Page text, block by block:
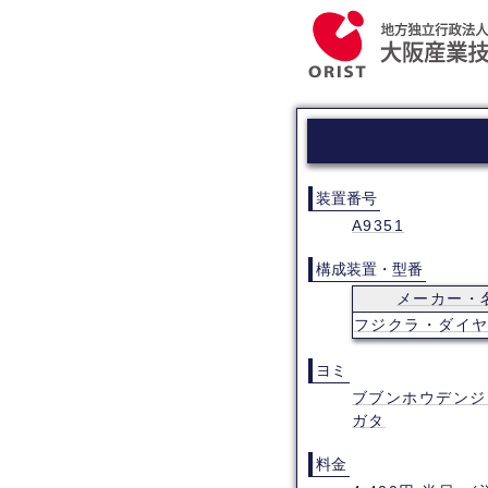
装置番号
A9351
構成装置・型番
メーカー・
フジクラ・ダイ
ヨミ
ブブンホウデン
ガタ
料金